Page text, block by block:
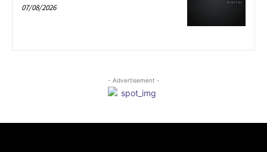
07/08/2026
- Advertisement -